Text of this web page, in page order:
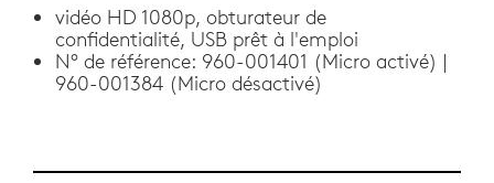
vidéo HD 1080p, obturateur de
confidentialité, USB prêt à l'emploi
N° de référence: 960-001401 (Micro activé) |
960-001384 (Micro désactivé)